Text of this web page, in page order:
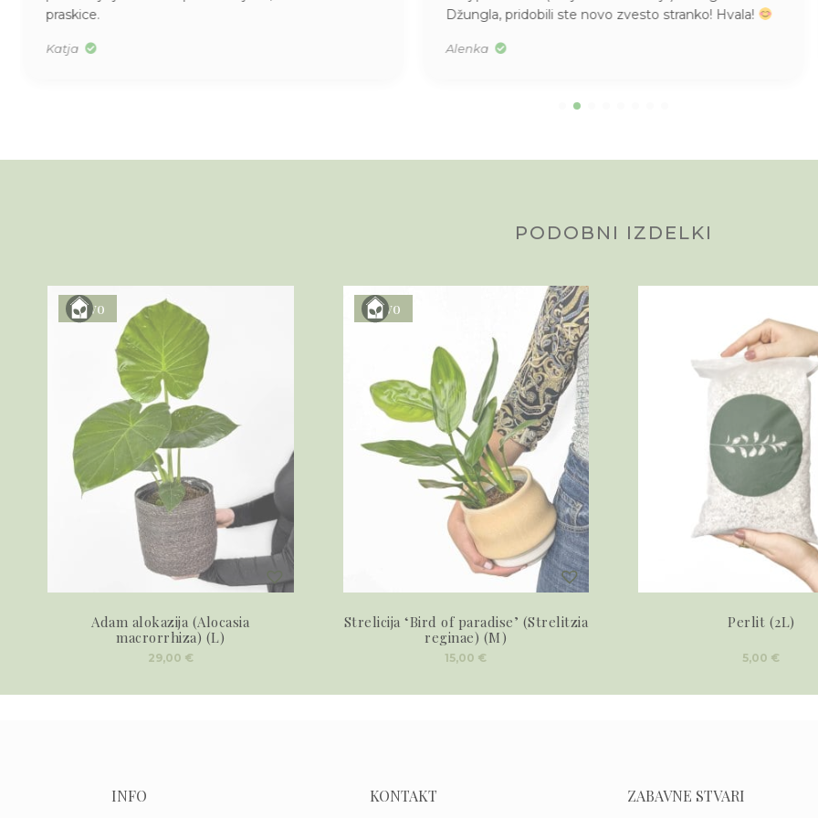
praskice.
Katja
Džungla, pridobili ste novo zvesto stranko! Hvala!
Alenka
PODOBNI IZDELKI
Novo
Adam alokazija (Alocasia
macrorrhiza) (L)
29,00 €
Novo
Strelicija ‘Bird of paradise’ (Strelitzia
reginae) (M)
15,00 €
Perlit (2L)
5,00 €
INFO KONTAKT ZABAVNE STVARI